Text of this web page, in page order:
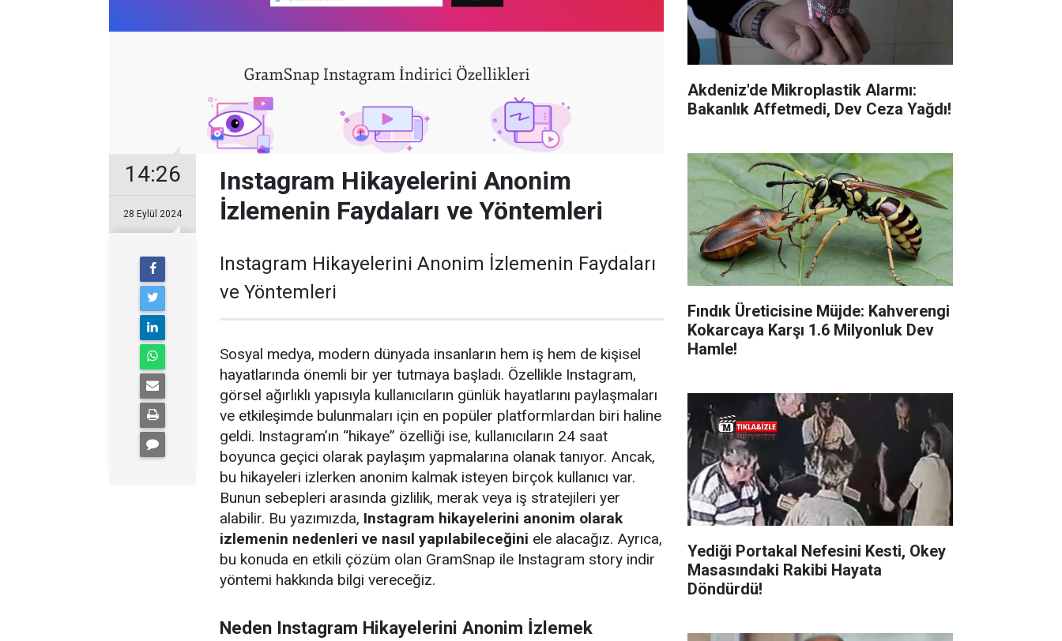
14:26
28 Eylül 2024
Instagram Hikayelerini Anonim
İzlemenin Faydaları ve Yöntemleri
Instagram Hikayelerini Anonim İzlemenin Faydaları
ve Yöntemleri
Sosyal medya, modern dünyada insanların hem iş hem de kişisel
hayatlarında önemli bir yer tutmaya başladı. Özellikle Instagram,
görsel ağırlıklı yapısıyla kullanıcıların günlük hayatlarını paylaşmaları
ve etkileşimde bulunmaları için en popüler platformlardan biri haline
geldi. Instagram’ın “hikaye” özelliği ise, kullanıcıların 24 saat
boyunca geçici olarak paylaşım yapmalarına olanak tanıyor. Ancak,
bu hikayeleri izlerken anonim kalmak isteyen birçok kullanıcı var.
Bunun sebepleri arasında gizlilik, merak veya iş stratejileri yer
alabilir. Bu yazımızda, Instagram hikayelerini anonim olarak
izlemenin nedenleri ve nasıl yapılabileceğini ele alacağız. Ayrıca,
bu konuda en etkili çözüm olan GramSnap ile Instagram story indir
yöntemi hakkında bilgi vereceğiz.
Neden Instagram Hikayelerini Anonim İzlemek
Akdeniz'de Mikroplastik Alarmı:
Bakanlık Affetmedi, Dev Ceza Yağdı!
Fındık Üreticisine Müjde: Kahverengi
Kokarcaya Karşı 1.6 Milyonluk Dev
Hamle!
Yediği Portakal Nefesini Kesti, Okey
Masasındaki Rakibi Hayata
Döndürdü!